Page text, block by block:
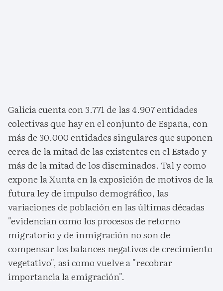
Galicia cuenta con 3.771 de las 4.907 entidades
colectivas que hay en el conjunto de España, con
más de 30.000 entidades singulares que suponen
cerca de la mitad de las existentes en el Estado y
más de la mitad de los diseminados. Tal y como
expone la Xunta en la exposición de motivos de la
futura ley de impulso demográfico, las
variaciones de población en las últimas décadas
"evidencian como los procesos de retorno
migratorio y de inmigración no son de
compensar los balances negativos de crecimiento
vegetativo", así como vuelve a "recobrar
importancia la emigración".